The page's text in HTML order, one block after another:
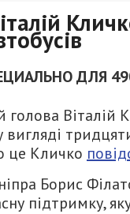
ДЛЯ
голова Віталій
це Кличко
Борис
підтримку,